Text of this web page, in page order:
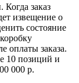
Когда заказ
извещение о
состояние
оплаты заказа.
10 позиций и
000 р.